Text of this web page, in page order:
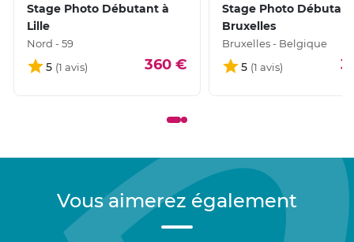
Stage Photo Débutant à
Lille
Nord - 59
5 360 €
Stage Photo
Bruxelles
Bruxelles - Belgique
5
Vous aimerez également